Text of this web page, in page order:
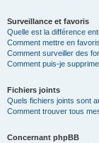
Surveillance et favoris
Quelle est la différence
Comment mettre en
Comment surveiller des
Comment puis-je
Fichiers joints
Quels fichiers joints sont
Comment trouver tous
Concernant phpBB